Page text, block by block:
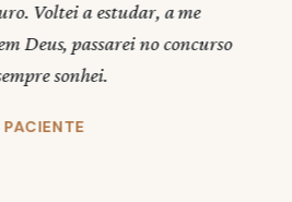
Voltei a estudar, a me
Deus, passarei no concurso
sonhei.